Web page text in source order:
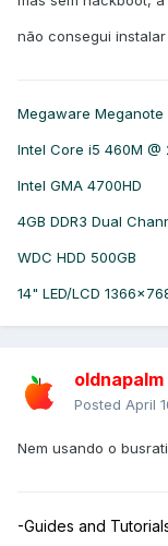
não consegui
Megaware Meganote
Intel Core i5 460M @
Intel GMA 4700HD
4GB DDR3 Dual
WDC HDD 500GB
14" LED/LCD
oldnapalm
Posted April
Nem usando o
-Guides and